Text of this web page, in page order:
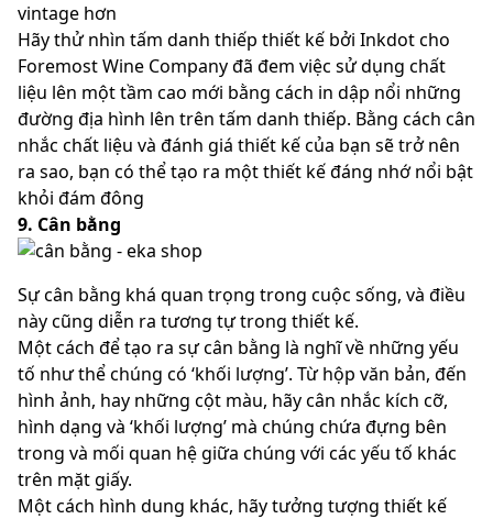
vintage hơn
Hãy thử nhìn tấm danh thiếp thiết kế bởi Inkdot cho
Foremost Wine Company đã đem việc sử dụng chất
liệu lên một tầm cao mới bằng cách in dập nổi những
đường địa hình lên trên tấm danh thiếp. Bằng cách cân
nhắc chất liệu và đánh giá thiết kế của bạn sẽ trở nên
ra sao, bạn có thể tạo ra một thiết kế đáng nhớ nổi bật
khỏi đám đông
9. Cân bằng
Sự cân bằng khá quan trọng trong cuộc sống, và điều
này cũng diễn ra tương tự trong thiết kế.
Một cách để tạo ra sự cân bằng là nghĩ về những yếu
tố như thể chúng có ‘khối lượng’. Từ hộp văn bản, đến
hình ảnh, hay những cột màu, hãy cân nhắc kích cỡ,
hình dạng và ‘khối lượng’ mà chúng chứa đựng bên
trong và mối quan hệ giữa chúng với các yếu tố khác
trên mặt giấy.
Một cách hình dung khác, hãy tưởng tượng thiết kế